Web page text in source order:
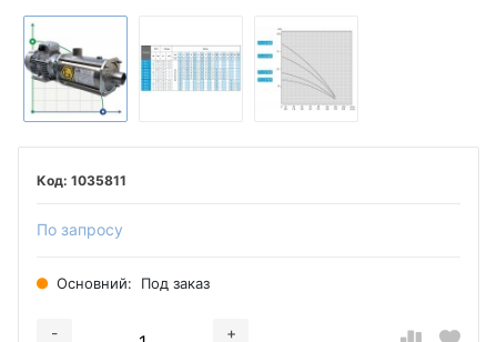
1035811
По запросу
Основний: Под заказ
-
+